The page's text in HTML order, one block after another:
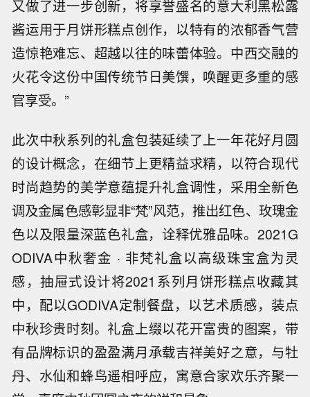
又做了进一步创新，将享誉盛名的意大利黑松露
酱运用于月饼形糕点创作，以特有的浓郁香气营
造惊艳难忘、超越以往的味蕾体验。中西交融的
火花令这份中国传统节日美馔，唤醒更多重的感
官享受。”
此次中秋系列的礼盒包装延续了上一年花好月圆
的设计概念，在细节上更精益求精，以符合现代
时尚趋势的美学意蕴提升礼盒调性，采用全新色
调及金属色感彰显非“梵”风范，推出红色、玫瑰金
色以及限量深蓝色礼盒，诠释优雅品味。2021G
ODIVA中秋奢金 · 非梵礼盒以高级珠宝盒为灵
感，抽屉式设计将2021系列月饼形糕点收藏其
中，配以GODIVA定制餐盘，以艺术质感，装点
中秋珍贵时刻。礼盒上缀以花开富贵的图案，带
有品牌标识的盈盈满月承载吉祥美好之意，与牡
丹、水仙和蜂鸟遥相呼应，寓意合家欢乐齐聚一